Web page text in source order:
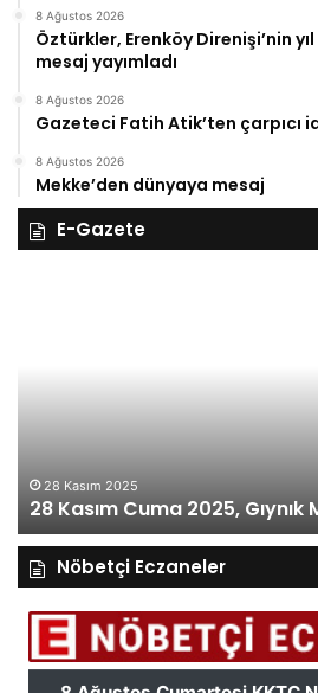
8 Ağustos 2026
Öztürkler, Erenköy Direnişi’nin
mesaj yayımladı
8 Ağustos 2026
Gazeteci Fatih Atik’ten çarpıcı
8 Ağustos 2026
Mekke’den dünyaya mesaj
E-Gazete
27 Kasım Perşembe
manşetleri
Nöbetçi Eczaneler